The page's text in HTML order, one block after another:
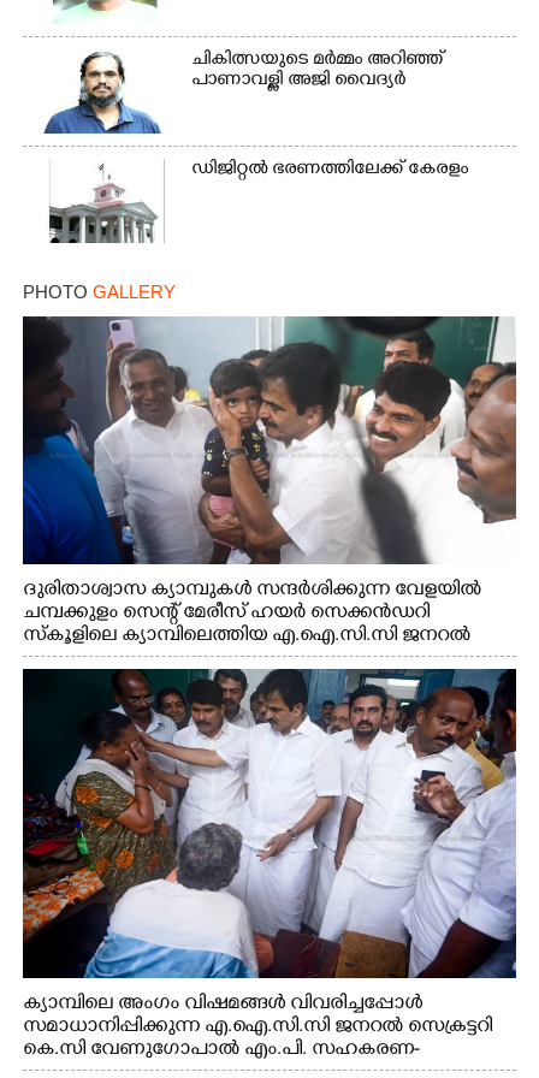
ചികിത്സയുടെ മർമ്മം അറിഞ്ഞ്
പാണാവള്ളി അജി വൈദ്യർ
ഡിജിറ്റൽ ഭരണത്തിലേക്ക് കേരളം
PHOTO GALLERY
ദുരിതാശ്വാസ ക്യാമ്പുകൾ സന്ദർശിക്കുന്ന വേളയിൽ
ചമ്പക്കുളം സെന്റ് മേരീസ് ഹയർ സെക്കൻഡറി
സ്കൂളിലെ ക്യാമ്പിലെത്തിയ എ.ഐ.സി.സി ജനറൽ
സെക്രട്ടറി കെ.സി വേണുഗോപാൽ എം.പി കുരുന്നിനെ
എടുത്ത് ലാളിച്ചപ്പോൾ. സഹകരണ-എക്സൈസ്
വകുപ്പ് മന്ത്രി എം. ലിജു, കൃഷിവകുപ്പ് മന്ത്രി ടി. സിദ്ദിഖ്,
റെജി ചെറിയാൻ എം. എൽ. എ എന്നിവർ സമീപം
ക്യാമ്പിലെ അംഗം വിഷമങ്ങൾ വിവരിച്ചപ്പോൾ
സമാധാനിപ്പിക്കുന്ന എ.ഐ.സി.സി ജനറൽ സെക്രട്ടറി
കെ.സി വേണുഗോപാൽ എം.പി. സഹകരണ-